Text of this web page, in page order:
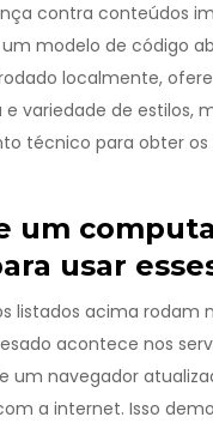
contra conteúdos
modelo de código
localmente,
variedade de estilos,
técnico para obter os
um
usar
listados acima rodam
acontece nos
um navegador
a internet. Isso